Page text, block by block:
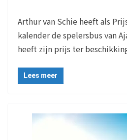
Arthur van Schie heeft als
kalender de spelersbus van
heeft zijn prijs ter
Lees meer